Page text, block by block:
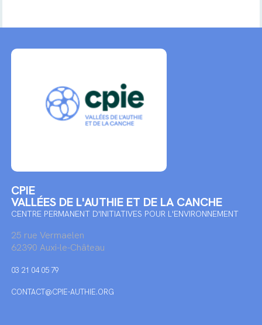
CPIE
VALLÉES DE L'AUTHIE ET DE LA CANCHE
CENTRE PERMANENT D'INITIATIVES POUR L'ENVIRONNEMENT
25 rue Vermaelen
62390 Auxi-le-Château
03 21 04 05 79
CONTACT@CPIE-AUTHIE.ORG